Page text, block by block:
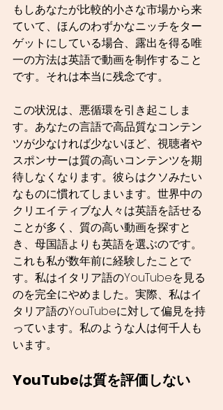
もしあなたが比較的小さな市場から来
ていて、ほんのわずかなニッチをター
ゲットにしている場合、露出を得る唯
一の方法は英語で動画を制作すること
です。それは本当に残念です。
この状況は、悪循環を引き起こしま
す。あなたの言語で高品質なコンテン
ツが少なければ少ないほど、視聴者や
スポンサーは質の高いコンテンツを期
待しなくなります。彼らはクソみたい
なものに慣れてしまいます。世界中の
クリエイティブな人々は英語を話せる
ことが多く、質の高い動画を探すと
き、母国語よりも英語を選ぶのです。
これも私が数年前に経験したことで
す。私はイタリア語のYouTubeを見る
のを完全にやめました。実際、私はイ
タリア語のYouTubeに対して偏見を持
っています。私のような人は何千人も
います。
YouTubeは質を評価しない